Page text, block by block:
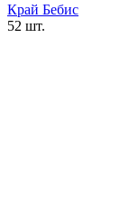
Край Бебис
52 шт.